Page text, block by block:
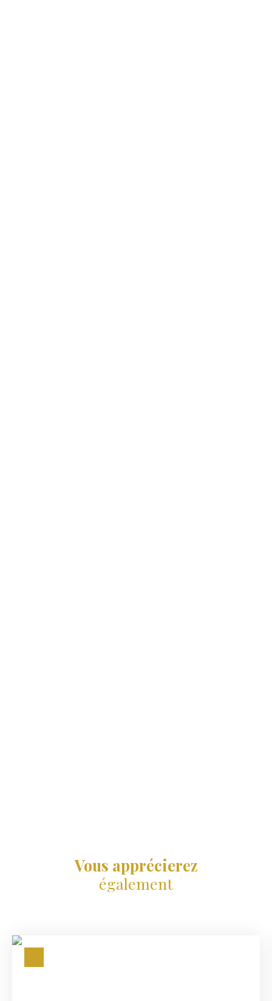
Vous apprécierez
également